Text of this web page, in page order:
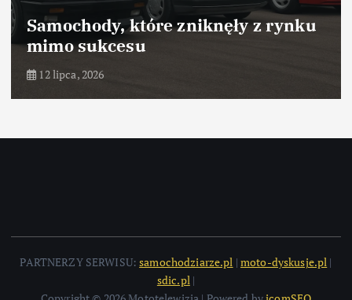
Samochody, które zniknęły z rynku
mimo sukcesu
12 lipca, 2026
PARTNERZY SERWISU:samochodziarze.pl | moto-dyskusje.pl |
sdic.pl|